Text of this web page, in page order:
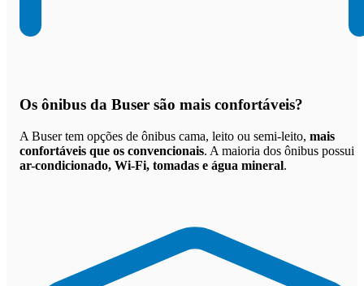
Os ônibus da Buser são mais confortáveis?
A Buser tem opções de ônibus cama, leito ou semi-leito, mais
confortáveis que os convencionais. A maioria dos ônibus possui
ar-condicionado, Wi-Fi, tomadas e água mineral.